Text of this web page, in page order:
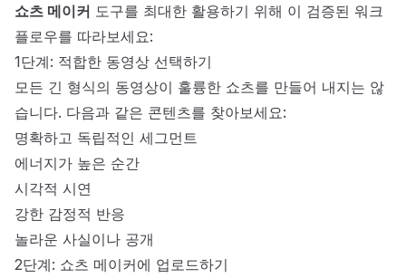
쇼츠 메이커 도구를 최대한 활용하기 위해 이 검증된 워크
플로우를 따라보세요:
1단계: 적합한 동영상 선택하기
모든 긴 형식의 동영상이 훌륭한 쇼츠를 만들어 내지는 않
습니다. 다음과 같은 콘텐츠를 찾아보세요:
명확하고 독립적인 세그먼트
에너지가 높은 순간
시각적 시연
강한 감정적 반응
놀라운 사실이나 공개
2단계: 쇼츠 메이커에 업로드하기